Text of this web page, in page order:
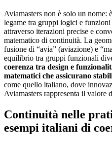
Aviamasters non è solo un nome:
legame tra gruppi logici e
attraverso iterazioni precise e
matematico di continuità. La
fusione di “avia” (aviazione) e
equilibrio tra gruppi funzionali
coerenza tra design e
matematici che assicurano
come quello italiano, dove
Aviamasters rappresenta il valore
Continuità nelle
esempi italiani di